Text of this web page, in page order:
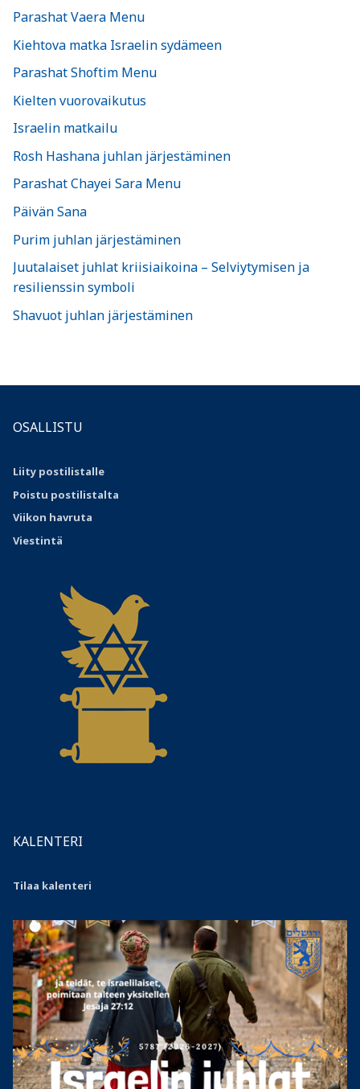
Parashat Vaera Menu
Kiehtova matka Israelin sydämeen
Parashat Shoftim Menu
Kielten vuorovaikutus
Israelin matkailu
Rosh Hashana juhlan järjestäminen
Parashat Chayei Sara Menu
Päivän Sana
Purim juhlan järjestäminen
Juutalaiset juhlat kriisiaikoina – Selviytymisen ja
resilienssin symboli
Shavuot juhlan järjestäminen
OSALLISTU
Liity postilistalle
Poistu postilistalta
Viikon havruta
Viestintä
KALENTERI
Tilaa kalenteri